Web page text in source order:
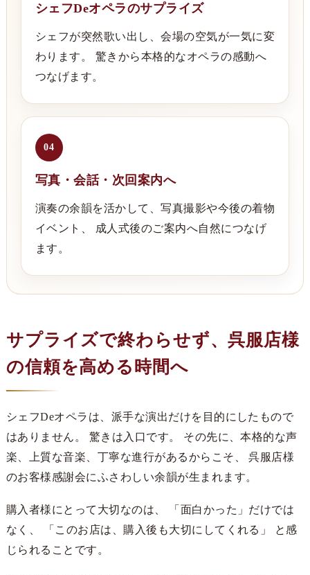
シェフDeオペラのサプライズ
シェフが突然歌い出し、会場の空気が一気に変
わります。 驚きから本格的なオペラの感動へ
つなげます。
04
写真・会話・次回案内へ
演奏の余韻を活かして、写真撮影や今後の着物
イベント、 成人式後のご案内へ自然につなげ
ます。
サプライズで終わらせず、呉服店様
の信頼を高める時間へ
シェフDeオペラは、派手な演出だけを目的にしたもので
はありません。 驚きは入口です。 その先に、本格的な声
楽、上質な音楽、丁寧な進行があるからこそ、 呉服店様
のお客様感謝会にふさわしい余韻が生まれます。
購入者様にとって大切なのは、 「面白かった」だけでは
なく、 「このお店は、購入後も大切にしてくれる」 と感
じられることです。